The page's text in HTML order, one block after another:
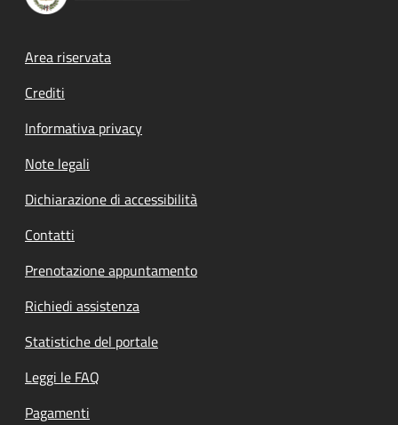
Footer menu
Area riservata
Crediti
Informativa privacy
Note legali
Dichiarazione di accessibilità
Contatti
Prenotazione appuntamento
Richiedi assistenza
Statistiche del portale
Leggi le FAQ
Pagamenti